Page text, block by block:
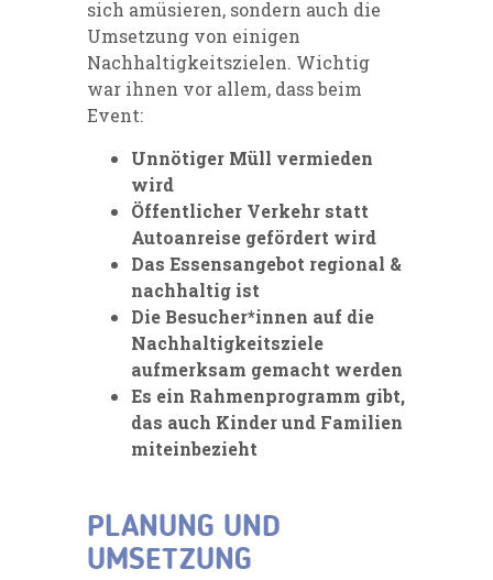
sich amüsieren, sondern auch die
Umsetzung von einigen
Nachhaltigkeitszielen. Wichtig
war ihnen vor allem, dass beim
Event:
Unnötiger Müll vermieden
wird
Öffentlicher Verkehr statt
Autoanreise gefördert wird
Das Essensangebot regional &
nachhaltig ist
Die Besucher*innen auf die
Nachhaltigkeitsziele
aufmerksam gemacht werden
Es ein Rahmenprogramm gibt,
das auch Kinder und Familien
miteinbezieht
PLANUNG UND
UMSETZUNG